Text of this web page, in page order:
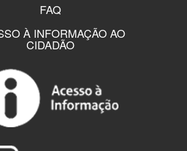
FAQ
À INFORMAÇÃO AO
CIDADÃO